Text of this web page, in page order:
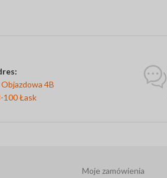
Objazdowa 4B
100 Łask
Moje zamówienia